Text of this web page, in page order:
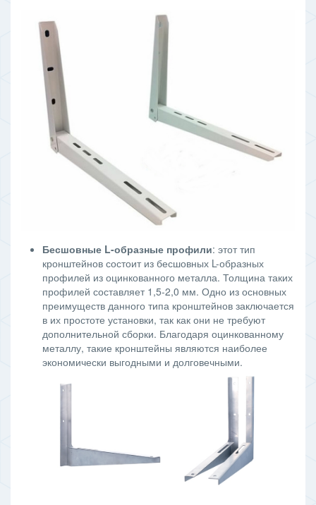
Бесшовные L-образные профили: этот тип
кронштейнов состоит из бесшовных L-образных
профилей из оцинкованного металла. Толщина таких
профилей составляет 1,5-2,0 мм. Одно из основных
преимуществ данного типа кронштейнов заключается
в их простоте установки, так как они не требуют
дополнительной сборки. Благодаря оцинкованному
металлу, такие кронштейны являются наиболее
экономически выгодными и долговечными.